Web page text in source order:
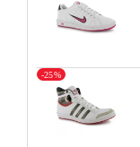
-25%